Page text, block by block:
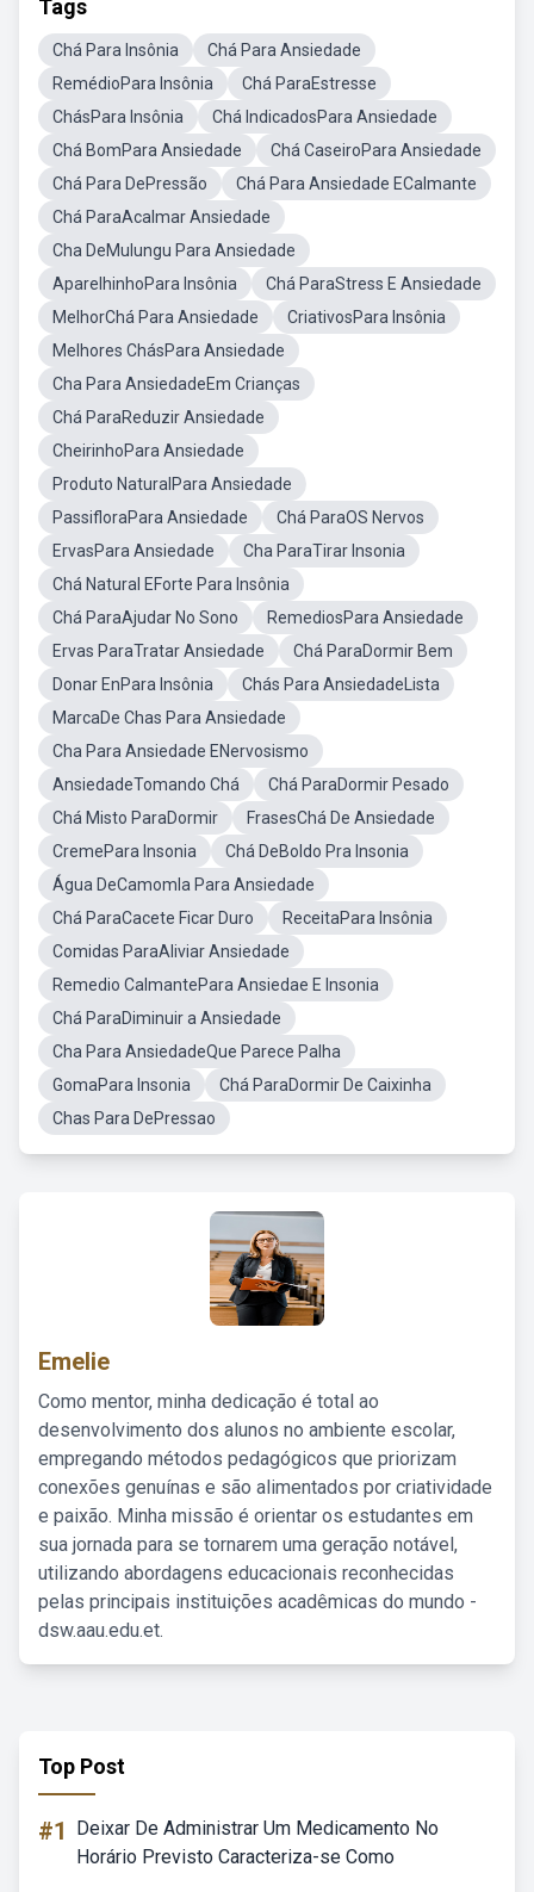
Tags
Chá Para Insônia
Chá Para Ansiedade
RemédioPara Insônia
Chá ParaEstresse
ChásPara Insônia
Chá IndicadosPara Ansiedade
Chá BomPara Ansiedade
Chá CaseiroPara Ansiedade
Chá Para DePressão
Chá Para Ansiedade ECalmante
Chá ParaAcalmar Ansiedade
Cha DeMulungu Para Ansiedade
AparelhinhoPara Insônia
Chá ParaStress E Ansiedade
MelhorChá Para Ansiedade
CriativosPara Insônia
Melhores ChásPara Ansiedade
Cha Para AnsiedadeEm Crianças
Chá ParaReduzir Ansiedade
CheirinhoPara Ansiedade
Produto NaturalPara Ansiedade
PassifloraPara Ansiedade
Chá ParaOS Nervos
ErvasPara Ansiedade
Cha ParaTirar Insonia
Chá Natural EForte Para Insônia
Chá ParaAjudar No Sono
RemediosPara Ansiedade
Ervas ParaTratar Ansiedade
Chá ParaDormir Bem
Donar EnPara Insônia
Chás Para AnsiedadeLista
MarcaDe Chas Para Ansiedade
Cha Para Ansiedade ENervosismo
AnsiedadeTomando Chá
Chá ParaDormir Pesado
Chá Misto ParaDormir
FrasesChá De Ansiedade
CremePara Insonia
Chá DeBoldo Pra Insonia
Água DeCamomla Para Ansiedade
Chá ParaCacete Ficar Duro
ReceitaPara Insônia
Comidas ParaAliviar Ansiedade
Remedio CalmantePara Ansiedae E Insonia
Chá ParaDiminuir a Ansiedade
Cha Para AnsiedadeQue Parece Palha
GomaPara Insonia
Chá ParaDormir De Caixinha
Chas Para DePressao
Emelie
Como mentor, minha dedicação é total ao
desenvolvimento dos alunos no ambiente escolar,
empregando métodos pedagógicos que priorizam
conexões genuínas e são alimentados por criatividade
e paixão. Minha missão é orientar os estudantes em
sua jornada para se tornarem uma geração notável,
utilizando abordagens educacionais reconhecidas
pelas principais instituições acadêmicas do mundo -
dsw.aau.edu.et.
Top Post
#1
Deixar De Administrar Um Medicamento No
Horário Previsto Caracteriza-se Como